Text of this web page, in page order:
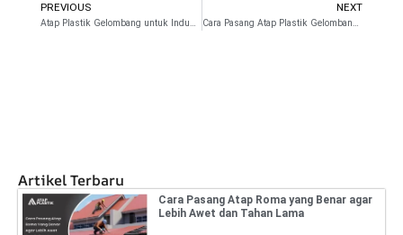
Prev
PREVIOUS NEXT
Artikel Terbaru
Cara Pasang Atap Roma yang Benar agar
Lebih Awet dan Tahan Lama